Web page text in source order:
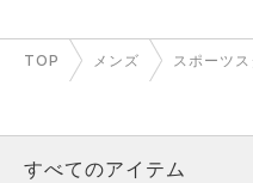
TOP メンズ スポーツ
すべてのアイテム